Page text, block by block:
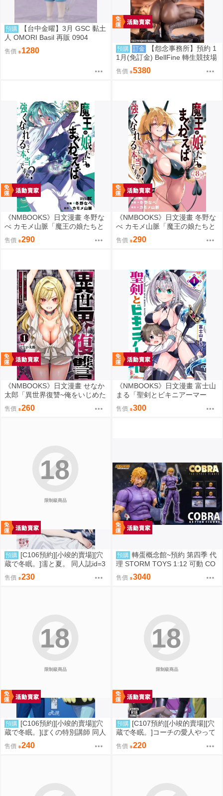
預購
【台中金曜】3月 GSC 黏土
人 OMORI Basil 再販 0904
售價 1280 預購 訂金
【怨念事務所】預約 1
1月(免訂金) BellFine 轉生競技場
瑪爾 巴洛克 1/6 0830
售價 5380
《NMBOOKS》日文漫畫 冬野な
べ カモメ山脈「魔王の娘たちと
まぐわえば強くなれるって本当
ですか？ (7)」
售價 290
《NMBOOKS》日文漫畫 冬野な
べ カモメ山脈「魔王の娘たちと
まぐわえば強くなれるって本当
ですか？ (8)」
售價 290
《NMBOOKS》日文漫畫 せなか
太郎「異世界復讐~俺をいじめた
奴らを最強スキルで支配する~
(1)」
售價 260
《NMBOOKS》日文漫畫 富士山
まる「聖剣とビキニアーマー
售價 300
限制級商品
18
預購 [C106預約][小竣的賣場][穴
蔵で冬眠。]濡と夏。 同人誌id=3
181919
售價 230
預購 轉蛋概念館~預約 第四季 代
理 STORM TOYS 1:12 可動 CO
BRA 眼鏡蛇 超商付款免訂金
售價 3040
限制級商品
18
預購 [C106預約][小竣的賣場][穴
蔵で冬眠。]ぼくの特別講師 同人
誌id=3056952
售價 240
限制級商品
18
預購 [C107預約][小竣的賣場][穴
蔵で冬眠。]コーチの愛人やって
るって本当ですか 同人誌id=342
5212
售價 220